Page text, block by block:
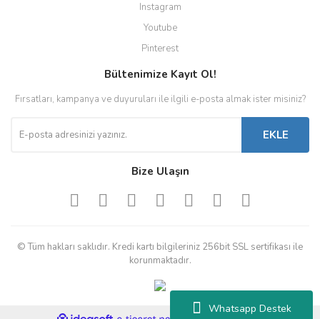
Whatsapp Destek
Instagram
Youtube
Pinterest
Bültenimize Kayıt Ol!
Fırsatları, kampanya ve duyuruları ile ilgili e-posta almak ister misiniz?
EKLE
Bize Ulaşın
© Tüm hakları saklıdır. Kredi kartı bilgileriniz 256bit SSL sertifikası ile
korunmaktadır.